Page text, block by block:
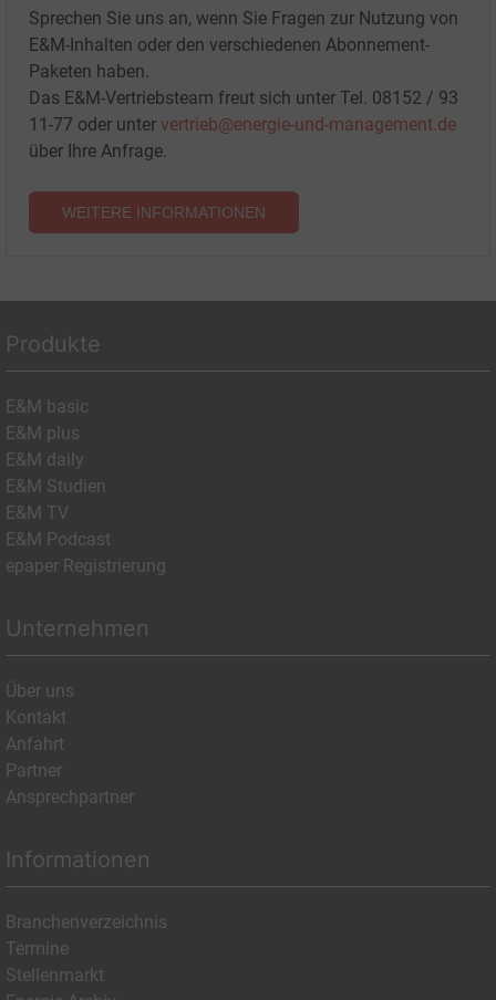
Sprechen Sie uns an, wenn Sie Fragen zur Nutzung von
E&M-Inhalten oder den verschiedenen Abonnement-
Paketen haben.
Das E&M-Vertriebsteam freut sich unter Tel. 08152 / 93
11-77 oder unter vertrieb@energie-und-management.de
über Ihre Anfrage.
WEITERE INFORMATIONEN
Produkte
E&M basic
E&M plus
E&M daily
E&M Studien
E&M TV
E&M Podcast
epaper Registrierung
Unternehmen
Über uns
Kontakt
Anfahrt
Partner
Ansprechpartner
Informationen
Branchenverzeichnis
Termine
Stellenmarkt